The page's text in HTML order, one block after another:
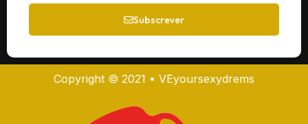
Subscrever
Copyright © 2021 • VEyoursexydrems